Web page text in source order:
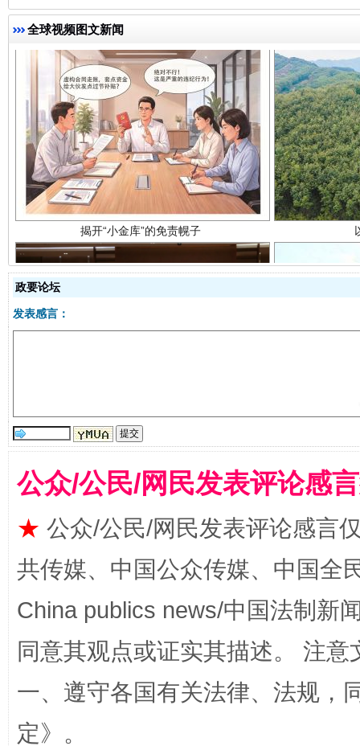
全球视频图文新闻
揭开“小金库”的免责幌子
全民健身五年计划来了！等你上场
政要论坛
发表感言：
公众/公民/网民发表评论感
★ 公众/公民/网民发表评论感言
共传媒、中国公众传媒、中国全
China publics news/中国法制新
同意其观点或证实其描述。 注
一、遵守各国有关法律、法规，
定》。